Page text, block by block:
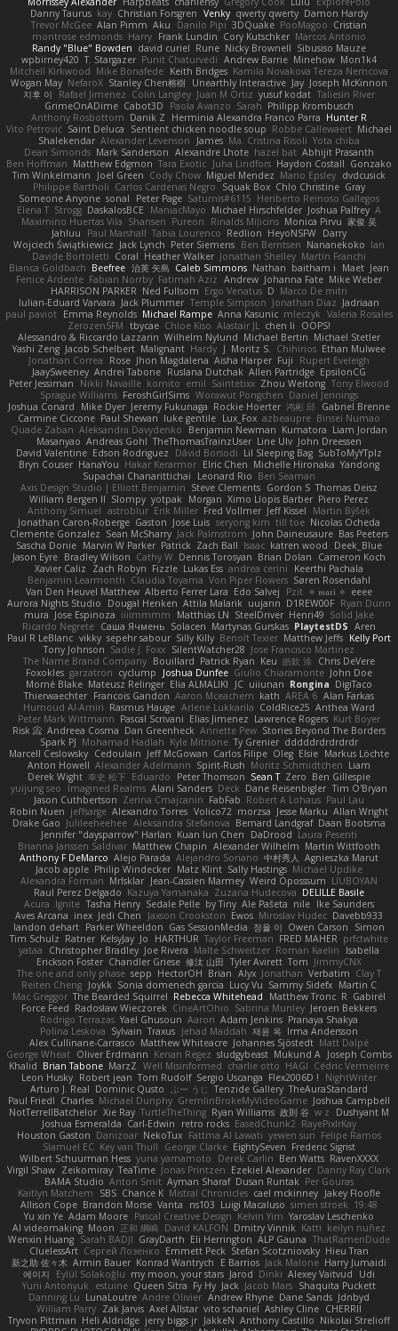
Danny Taurus kay Christian Forsgren Venky qwerty qwerty Damon Hardy
Trevor McGee Alan Pimm Aku Danilo Pipi 3DQuake PooMagoo Cristian
montrose edmonds Harry Frank Lundin Cory Kutschker Marcos Antonio
Randy "Blue" Bowden david curiel Rune Nicky Brownell Sibusiso Mauze
wpbirney420 T. Stargazer Punit Chaturvedi Andrew Barrie Minehow Mon1k4
Mitchell Kirkwood Mike Bonafede Keith Bridges Kamila Novakova Tereza Nemcova
Wogan May NefaroX Stanley Chen榕樹 Unearthly Interactive Jay Joseph McKinnon
지후 이
Rafael Jimenez Colin Langley Juan M Ortiz yusuf kodat Taliesin River
GrimeOnADime Cabot3D Paola Avanzo Sarah Philipp Krombusch
Anthony Rosbottom Danik Z Herminia Alexandra Franco Parra Hunter R
Vito Petrović Saint Deluca Sentient chicken noodle soup Robbe Callewaert Michael
Shalekendar Alexander Levenson James Ma. Cristina Risoli Yota chiba
Dean Simonds Mark Sanderson Alexandre Lhote hazel bat Abhijit Prasanth
Ben Hoffman Matthew Edgmon Tara Exotic Juha Lindfors Haydon Costall Gonzako
Tim Winkelmann
Joel Green Cody Chow Miguel Mendez Mario Epsley dvdcusick
Philippe Bartholi Carlos Cardenas Negro Squak Box Chlo Christine Gray
Someone Anyone sonal Peter Page Saturnis#6115 Heriberto Reinoso Gallegos
Elena T Strogg DaskalosBCE ManiacMayo Michael Hirschfelder Joshua Palfrey A
Maximino Huertas Vila Shansen Pureon Rinalds Miļicins Monica Pirvu 家俊 吴
Jahluu
Paul Marshall Tabia Lourenco Redlion HeyoNSFW Darry
Wojciech Świątkiewicz Jack Lynch Peter Siemens Ben Berntsen Nananekoko Ian
Davide Bortoletti Coral Heather Walker Jonathan Shelley Martín Franchi
Bianca Goldbach Beefree 治英 矢島 Caleb Simmons Nathan baitham i Maet Jean
Fenice Ardente Fabian Norrby Fatimah Aziz Andrew Johanna Fate Mike Weber
HARRISON PARKER Ned Fullsom Ergo Venatus D Marco De mitri
Iulian-Eduard Varvara Jack Plummer Temple Simpson Jonathan Diaz Jadriaan
paul paviot Emma Reynolds Michael Rampe Anna Kasunic mleczyk Valeria Rosales
ZerozenSFM tbycae Chloe Kiso Alastair JL chen li
OOPS!
Alessandro & Riccardo Lazzarin Wilhelm Nylund Michael Bertin Michael Stetler
Yashi Zeng Jacob Schelbert Malignant Hardy J Moritz S. Chihirios Ethan Mulwee
Jonathan Correa
Rose Jhon Magdalena Aisha Harper Fuji
Rupert Eveleigh
JaaySweeney Andrei Tabone Ruslana Dutchak Allen Partridge EpsilonCG
Peter Jessiman
Nikki Navaille komito emil Saintetixx Zhou Weitong Tony Elwood
Sprague Williams FeroshGirlSims Worawut Pongchen Daniel Jennings
Joshua Conard
Mike Dyer Jeremy Fukunaga Rockie Hoerter 鸿彬 邱 Gabriel Brenne
Carmine Ciccone Paul Shewan luke gentile Lux_Fox azbeaupre Binsei Numao
Quade Zaban Aleksandra Davydenko Benjamin Newman Kumatora Liam Jordan
Masanyao Andreas Gohl TheThomasTrainzUser Line Ulv John Dreessen
David Valentine Edson Rodriguez Dávid Borsodi Lil Sleeping Bag SubToMyYTplz
Bryn Couser HanaYou Hakar Kerarmor Elric Chen Michelle Hironaka Yandong
Supachai Chanarittichai
Leonard Rio Ben Seaman
Axis Design Studio | Elliott Benjamin Steve Clements Gordon S Thomas Deisz
William Bergen II Slompy yotpak Morgan Ximo Llopis Barber Piero Perez
Anthony Simuel astroblur Erik Miller Fred Vollmer Jeff Kissel
Martin Býšek
Jonathan Caron-Roberge Gaston Jose Luis seryong kim till toe Nicolas Ocheda
Clemente Gonzalez Sean McSharry Jack Palmstrom John Daineusaure Bas Peeters
Sascha Donie Marvin W Parker Patrick Zach Ball Isaac katren wood
Deek_Blue
Jason Eyre Bradley Wilson Cathy W Dennis Torosyan Brian Dolan
Cameron Koch
Xavier Caliz
Zach Robyn Fizzle Lukas Ess andrea cerini
Keerthi Pachala
Benjamin Learmonth Claudia Toyama Von Piper Flowers Søren Rosendahl
Van Den Heuvel Matthew Alberto Ferrer Lara Edo Salvej Pzit ✧ 𝔪𝔞𝔯𝔦 ✧ eeee
Aurora Nights Studio
Dougal Henken Attila Malarik uujann D1REW00F Ryan Dunn
mura Jose Espinoza iiiimmmm Matthias LN SteelDriver Henri49 Solid Jake
Ricardo Negrete Саша Ячмень Solacen Martynas Gurskas PlaytestDS Aren
Paul R LeBlanc vikky sepehr sabour Silly Killy Benoît Texier Matthew Jeffs Kelly Port
Tony Johnson Sadie J. Foxx SilentWatcher28 Jose Francisco Martinez
The Name Brand Company Bouillard Patrick Ryan Keu 皓欽 涂 Chris DeVere
Foxokles garzatron cyclump Joshua Dunfee Giulio Chiaramonte John Doe
Mornè Blake Mateusz Relinger Elia ALMALIKI JC uiiunan Rongina DigiTaco
Thierwaechter Francois Gandon Aaron Mceachern kath AREA 6 Alan Farkas
Humoud Al-Amiri Rasmus Hauge Arlene Lukkarila ColdRice25 Anthea Ward
Peter Mark Wittmann Pascal Scrivani Elias Jimenez Lawrence Rogers Kurt Boyer
Risk 📀 Andreea Cosma Dan Greenheck Annette Pew Stories Beyond The Borders
Spark PJ Mohamad Hadlah Kyle Mitrione Ty Grenier dddddrdrdrdrdr
Marcell Ceslowsky Cedoulain Jeff McGowan Carlos Filipe Oleg Elsie Markus Löchte
Anton Howell Alexander Adelmann Spirit-Rush Moritz Schmidtchen Liam
Derek Wight 幸史 松下 Eduardo Peter Thomson Sean T Zero Ben Gillespie
yuijung seo
Imagined Realms Alani Sanders Deck Dane Reisenbigler Tim O'Bryan
Jason Cuthbertson Zerina Cmajcanin FabFab Robert A Lohaus Paul Lau
Robin Nuen jeffsarge Alexandro Torres Volico72 morzsa Jesse Marku Allan Wright
Drake Gao Julileeheehee Aleksandra Stefanova Bernard Landgraf Daan Bootsma
Jennifer "daysparrow" Harlan Kuan lun Chen DaDrood Laura Pesenti
Brianna Janssen Saldivar Matthew Chapin Alexander Wilhelm Martin Wittfooth
Anthony F DeMarco Alejo Parada Alejandro Soriano 中村秀人
Agnieszka Marut
Jacob apple Philip Windecker Matz Klint Sally Hastings Michael Updike
Alexandra Forman MrIsklar Jean-Cassien Marmey Weird Oposssum LIUBOYAN
Raul Perez Delgado Kazuya Yamanaka Zuzana Hudecova DELILLE Basile
Acura .Ignite Tasha Henry Sedale Pelle by Tiny Ale Pašeta nile Ike Saunders
Aves Arcana inex Jedi Chen Jaxson Crookston Ewos Miroslav Hudec Davebb933
landon dehart Parker Wheeldon Gas SessionMedia 정율 이 Owen Carson
Simon
Tim Schulz Ratner KelsyJay Jo HARTHUR Taylor Freeman FRED MAHER prfctwhite
yataa
Christopher Bradley Joe Rivera Malte Schweitzer Roman Kaelin
Isabella
Erickson Foster Chandler Griese 修汰 山田 Tyler Avirett Tom JimmyCNX
The one and only phase sepp HectorOH Brian Alyx Jonathan Verbatim Clay T
Reiten Cheng Joykk Sonia domenech garcia Lucy Vu Sammy Sidefx Martin C
Mac Greggor The Bearded Squirrel Rebecca Whitehead Matthew Tronc R Gabirél
Force Feed Radosław Wieczorek CineArtOhio Sabrina Munley Jeroen Bekkers
Rodrigo Terrazas Yael Ghusoun Aaron Adam Jenkins Pranaya Shakya
Polina Leskova Sylvain Traxus Jehad Maddah 재윤 옥 Irma Andersson
Alex Cullinane-Carrasco Matthew Whiteacre Johannes Sjöstedt Matt Dalpé
George Wheat Oliver Erdmann Kenan Regez sludgybeast Mukund A Joseph Combs
Khalid Brian Tabone MarzZ Well Misinformed charlie otto HAGI Cédric Vermeirre
Leon Husky Robert jean Tom Rudolf Sergio Uscanga Flex2006D !
NightWriter
Arturo J. Real Dominic Qusto ぶー うじ Tenzide Gallery TheAuraStandard
Paul Friedl Charles Michael Dunphy GremlinBrokeMyVideoGame Joshua Campbell
NotTerrellBatchelor Xie Ray TurtleTheThing Ryan Williams 政則 谷 w z
Dushyant M
Joshua Esmeralda Carl-Edwin retro rocks EasedChunk2 RayePixlrKay
Houston Gaston Danizoar NekoTux Fattma Al Lawati yewen sun Felipe Ramos
Slamuel EC Key van Thull George Clarke EightySeven Frederic Sigrist
Wilbert Schuurman Hess yuna yamamoto Derek Carlin Ben Watts RavenXXXX
Virgil Shaw Zeikomiray TeaTime Jonas Printzen Ezekiel Alexander Danny Ray Clark
BAMA Studio Anton Smit Ayman Sharaf Dusan Runtak Per Gouras
Kaitlyn Matchem
SBS Chance K Mistral Chronicles cael mckinney Jakey Floofle
Allison Cope Brandon Morse Vanta ns103 Luigi Macaluso simen stroek 19:48
Yu xin Ye Adam Moore Pascal Creative Design Kelvin Yim Yaroslav Leschenko
AI videomaking Moon 正和 綱嶋 David KALFON Dmitry Vinnik Katti keilyn nuñez
Wenxin Huang Sarah BADJI GrayDarth Eli Herrington ALP Gauna ThatRamenDude
CluelessArt Cергей Лозенко Emmett Peck Stefan Scotzniovsky Hieu Tran
新之助 佐々木 Armin Bauer Konrad Wantrych E Barrios Jack Malone Harry Jumaidi
에이지
Eylül Solakoğlu my moon, your stars Jarod Dinki Alexey Vaitvud
Udi
Yurii Antonyuk
estuine Queen Sitra Fy Hy Jack Jacob Mars Shaquita Puckett
Danning Lu LunaLoutre Andre Olivier Andrew Rhyne Dane Sands Jdnbyd
William Parry Zak Jarvis Axel Allstar vito schaniel Ashley Cline CHERRII
Tryvon Pittman Heli Aldridge jerry biggs jr JakkeN Anthony Castillo Nikolai Strelioff